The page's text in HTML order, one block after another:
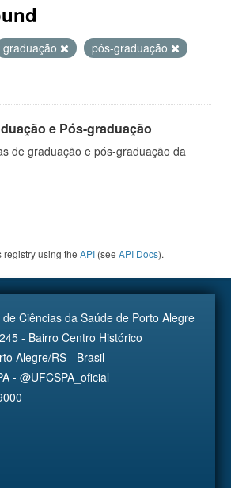
graduação
pós-graduação
e Pós-graduação
de graduação e pós-graduação da
registry using the API (see API Docs).
Ciências da Saúde de Porto Alegre
- Bairro Centro Histórico
Alegre/RS - Brasil
- @UFCSPA_oficial